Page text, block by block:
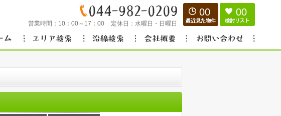
営業時間： 10：00～17：00 定休日： 水曜日・日曜日
00 00